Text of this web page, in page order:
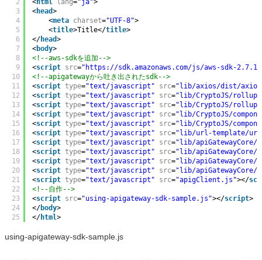
2
3
4
5
6
7
8
9
10
11
12
13
14
15
16
17
18
19
20
21
22
23
24
25
<html lang="ja">
<head>
<meta charset="UTF-8">
<title>Title</title>
</head>
<body>
<!--aws-sdkを追加-->
<script src=" https://sdk.amazonaws.com/js/aws-sdk-
<!--apigatewayから吐き出されたsdk-->
<script type="text/javascript" src="lib/axios/dist/
<script type="text/javascript" src="lib/CryptoJS/
<script type="text/javascript" src="lib/CryptoJS/
<script type="text/javascript" src="lib/CryptoJS/
<script type="text/javascript" src="lib/CryptoJS/
<script type="text/javascript" src="lib/url-template/
<script type="text/javascript" src="lib/
<script type="text/javascript" src="lib/apiGatewayCore/
<script type="text/javascript" src="lib/
<script type="text/javascript" src="lib/
<script type="text/javascript" src="apigClient.js"></
<!--自作-->
<script src="using-apigateway-sdk-sample.js"></script>
</body>
</html>
using-apigateway-sdk-sample.js